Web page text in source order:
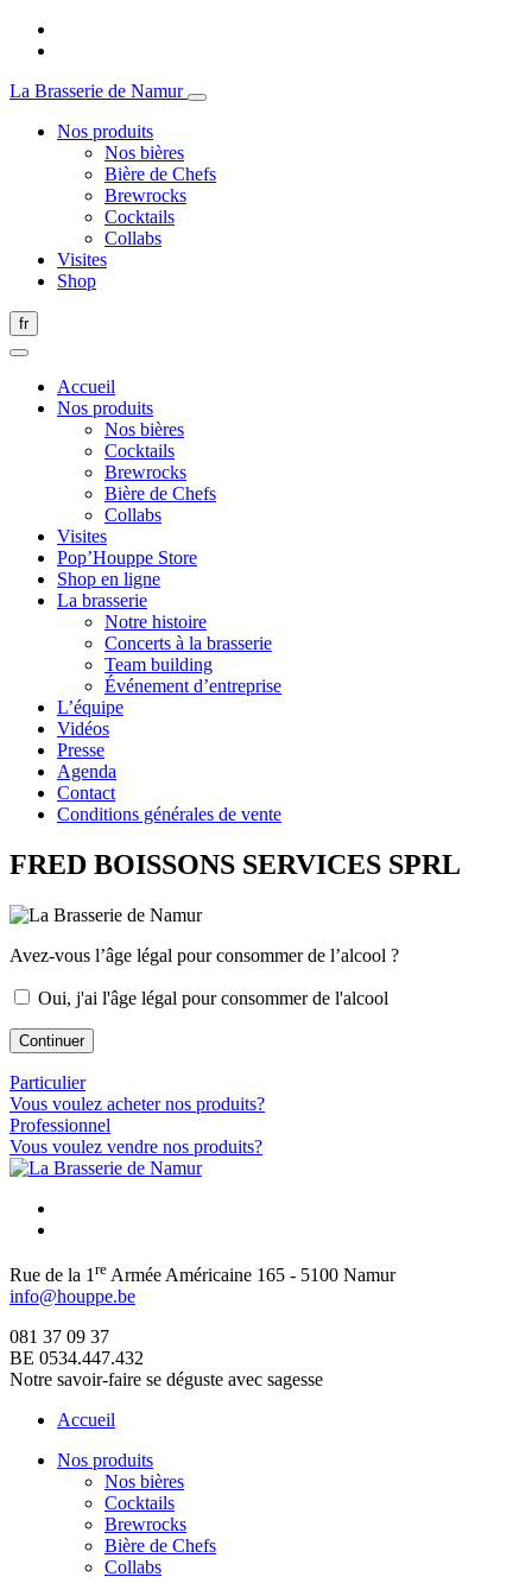
La Brasserie de Namur
Nos produits
Nos bières
Bière de Chefs
Brewrocks
Cocktails
Collabs
Visites
Shop
fr
Accueil
Nos produits
Nos bières
Cocktails
Brewrocks
Bière de Chefs
Collabs
Visites
Pop’Houppe Store
Shop en ligne
La brasserie
Notre histoire
Concerts à la brasserie
Team building
Événement d’entreprise
L’équipe
Vidéos
Presse
Agenda
Contact
Conditions générales de vente
FRED BOISSONS SERVICES SPRL
Avez-vous l’âge légal pour consommer de l’alcool ?
Oui, j'ai l'âge légal pour consommer de l'alcool
Continuer
Particulier
Vous voulez acheter nos produits?
Professionnel
Vous voulez vendre nos produits?
Rue de la 1 re Armée Américaine 165 - 5100 Namur
info@houppe.be
081 37 09 37
BE 0534.447.432
Notre savoir-faire se déguste avec sagesse
Accueil
Nos produits
Nos bières
Cocktails
Brewrocks
Bière de Chefs
Collabs